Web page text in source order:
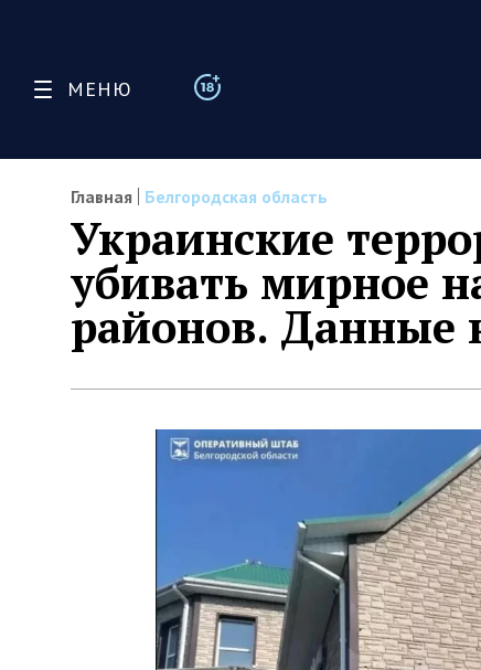
МЕНЮ
Главная Белгородская область
Украинские
убивать мирное
районов. Данные